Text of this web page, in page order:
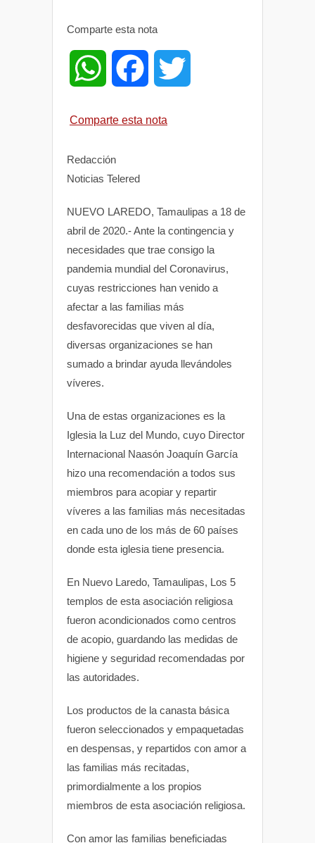
Comparte esta nota
W
t
s
A
p
p
b
o
o
k
t
e
r
Comparte esta nota
Redacción
Noticias Telered
NUEVO LAREDO, Tamaulipas a 18 de
abril de 2020.- Ante la contingencia y
necesidades que trae consigo la
pandemia mundial del Coronavirus,
cuyas restricciones han venido a
afectar a las familias más
desfavorecidas que viven al día,
diversas organizaciones se han
sumado a brindar ayuda llevándoles
víveres.
Una de estas organizaciones es la
Iglesia la Luz del Mundo, cuyo Director
Internacional Naasón Joaquín García
hizo una recomendación a todos sus
miembros para acopiar y repartir
víveres a las familias más necesitadas
en cada uno de los más de 60 países
donde esta iglesia tiene presencia.
En Nuevo Laredo, Tamaulipas, Los 5
templos de esta asociación religiosa
fueron acondicionados como centros
de acopio, guardando las medidas de
higiene y seguridad recomendadas por
las autoridades.
Los productos de la canasta básica
fueron seleccionados y empaquetadas
en despensas, y repartidos con amor a
las familias más recitadas,
primordialmente a los propios
miembros de esta asociación religiosa.
Con amor las familias beneficiadas